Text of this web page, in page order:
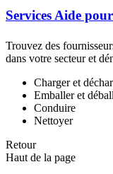
Services Aide
Trouvez des
dans votre secteur et
Charger et
Emballer et
Conduire
Nettoyer
Retour
Haut de la page